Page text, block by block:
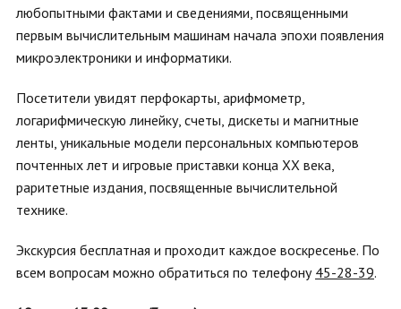
любопытными фактами и сведениями, посвященными
первым вычислительным машинам начала эпохи появления
микроэлектроники и информатики.
Посетители увидят перфокарты, арифмометр,
логарифмическую линейку, счеты, дискеты и магнитные
ленты, уникальные модели персональных компьютеров
почтенных лет и игровые приставки конца XX века,
раритетные издания, посвященные вычислительной
технике.
Экскурсия бесплатная и проходит каждое воскресенье. По
всем вопросам можно обратиться по телефону 45-28-39.